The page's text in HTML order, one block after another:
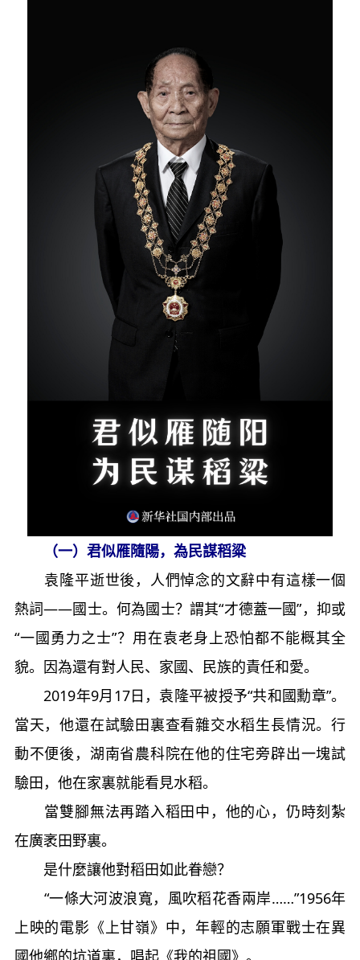
（一）君似雁隨陽，為民謀稻粱
袁隆平逝世後，人們悼念的文辭中有這樣一個
熱詞——國士。何為國士？謂其“才德蓋一國”，抑或
“一國勇力之士”？用在袁老身上恐怕都不能概其全
貌。因為還有對人民、家國、民族的責任和愛。
2019年9月17日，袁隆平被授予“共和國勳章”。
當天，他還在試驗田裏查看雜交水稻生長情況。行
動不便後，湖南省農科院在他的住宅旁辟出一塊試
驗田，他在家裏就能看見水稻。
當雙腳無法再踏入稻田中，他的心，仍時刻紮
在廣袤田野裏。
是什麼讓他對稻田如此眷戀？
“一條大河波浪寬，風吹稻花香兩岸……”1956年
上映的電影《上甘嶺》中，年輕的志願軍戰士在異
國他鄉的坑道裏，唱起《我的祖國》。